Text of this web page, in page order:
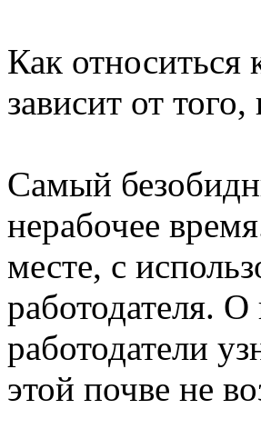
Как относиться
зависит от
Самый
нерабочее
месте, с
работодателя.
работодатели
этой почве не